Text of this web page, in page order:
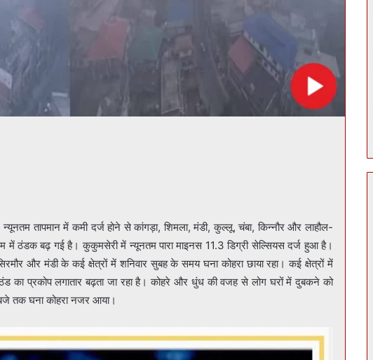
तापमान में कमी दर्ज होने से कांगड़ा, शिमला, मंडी, कुल्लू, चंबा, किन्नौर और लाहौल-
में ठंडक बढ़ गई है। कुकुमसेरी में न्यूनतम पारा माइनस 11.3 डिग्री सेल्सियस दर्ज हुआ है।
और मंडी के कई क्षेत्रों में शनिवार सुबह के समय घना कोहरा छाया रहा। कई क्षेत्रों में
का प्रकोप लगातार बढ़ता जा रहा है। कोहरे और धुंध की वजह से लोग घरों में दुबकने को
तक घना कोहरा नजर आया।